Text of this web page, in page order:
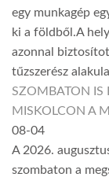
egy munkagép
ki a földből.A
azonnal
tűzszerész
SZOMBATON IS
MISKOLCON A
08-04
A 2026.
szombaton a